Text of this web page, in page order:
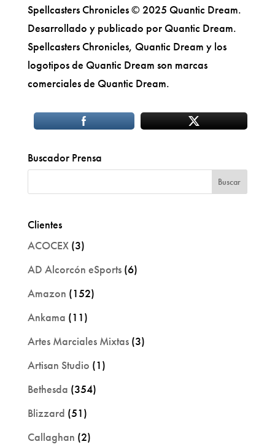
Spellcasters Chronicles © 2025 Quantic Dream.
Desarrollado y publicado por Quantic Dream.
Spellcasters Chronicles, Quantic Dream y los
logotipos de Quantic Dream son marcas
comerciales de Quantic Dream.
Buscador Prensa
Clientes
ACOCEX(3)
AD Alcorcón eSports(6)
Amazon (152)
Ankama (11)
Artes Marciales Mixtas(3)
Artisan Studio (1)
Bethesda (354)
Blizzard (51)
Callaghan (2)